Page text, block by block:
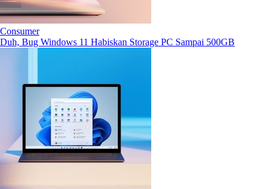
Consumer
Duh, Bug Windows 11 Habiskan Storage PC Sampai 500GB